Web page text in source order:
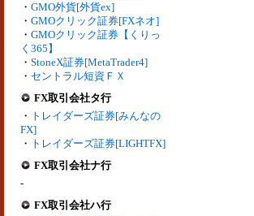
・ GMO外貨[外貨ex]
・ GMOクリック証券[FXネオ]
・ GMOクリック証券【くりっ
く365】
・ StoneX証券[MetaTrader4]
・ セントラル短資ＦＸ
FX取引会社タ行
・ トレイダーズ証券[みんなの
FX]
・ トレイダーズ証券[LIGHTFX]
FX取引会社ナ行
-
FX取引会社ハ行